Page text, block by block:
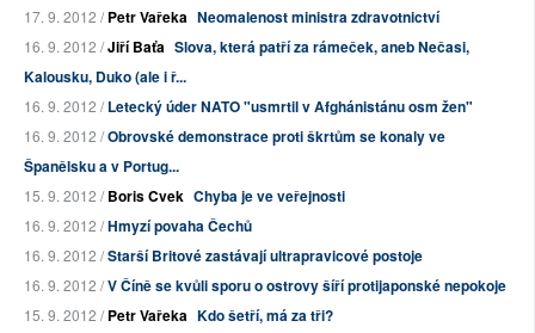
17. 9. 2012 /Petr Vařeka Neomalenost ministra zdravotnictví
16. 9. 2012 /Jiří Baťa Slova, která patří za rámeček, aneb Nečasi,
Kalousku, Duko (ale i ř...
16. 9. 2012 /Letecký úder NATO "usmrtil v Afghánistánu osm žen"
16. 9. 2012 /Obrovské demonstrace proti škrtům se konaly ve
Španělsku a v Portug...
15. 9. 2012 /Boris Cvek Chyba je ve veřejnosti
16. 9. 2012 /Hmyzí povaha Čechů
16. 9. 2012 /Starší Britové zastávají ultrapravicové postoje
16. 9. 2012 /V Číně se kvůli sporu o ostrovy šíří protijaponské nepokoje
15. 9. 2012 /Petr Vařeka Kdo šetří, má za tři?